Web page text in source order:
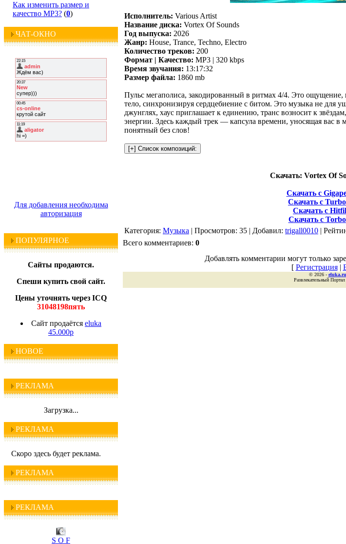
Как изменить размер и
качество MP3? (0)
ЧАТ-ОКНО
Для добавления необходима
авторизация
ПОПУЛЯРНОЕ
Сайты продаются.
Спеши купить свой сайт.
Цены уточнять через ICQ
31048198пять
Сайт продаётся eluka
45.000р
НОВОЕ
РЕКЛАМА
Загрузка...
РЕКЛАМА
Скоро здесь будет реклама.
РЕКЛАМА
РЕКЛАМАI C Q
S O F
Исполнитель: Various Artist
Название диска: Vortex Of Sounds
Год выпуска: 2026
Жанр: House, Trance, Techno, Electro
Количество треков: 200
Формат | Качество: MP3 | 320 kbps
Время звучания: 13:17:32
Размер файла: 1860 mb
Пульс мегаполиса, закодированный в ритмах 4/4. Это ощущение,
тело, синхронизируя сердцебиение с битом. Это музыка не для
джунглях, хаус приглашает к единению, транс возносит к
энергии. Здесь каждый трек — капсула времени, уносящая вас
понятный без слов!
Скачать: Vortex Of
Скачать с
Скачать с
Скачать с
Скачать с
Категория: Музыка | Просмотров: 35 | Добавил: trigall0010 |
Всего комментариев: 0
Добавлять комментарии могут только
[ Регистрация|
© 2026 - eluka.ru
Развлекательный Портал